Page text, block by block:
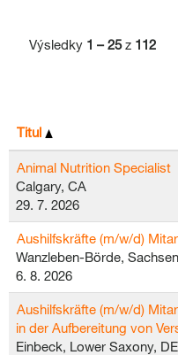
Výsledky 1 – 25z 112
Titul
Animal Nutrition Specialist
Calgary, CA
29. 7. 2026
Aushilfskräfte (m/w/d)
Wanzleben-Börde,
6. 8. 2026
Aushilfskräfte (m/w/d)
in der Aufbereitung von
Einbeck, Lower Saxony, DE